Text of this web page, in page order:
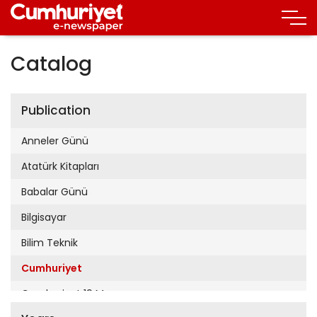
Catalog
Publication
Anneler Günü
Atatürk Kitapları
Babalar Günü
Bilgisayar
Bilim Teknik
Cumhuriyet
Cumhuriyet 19 Mayıs